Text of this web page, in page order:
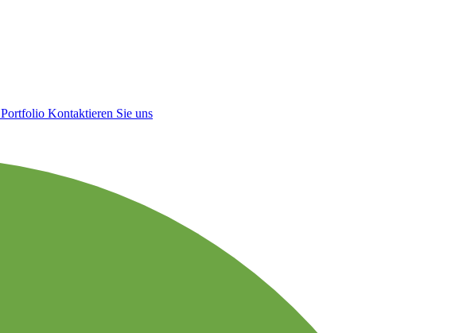
Portfolio Kontaktieren Sie uns